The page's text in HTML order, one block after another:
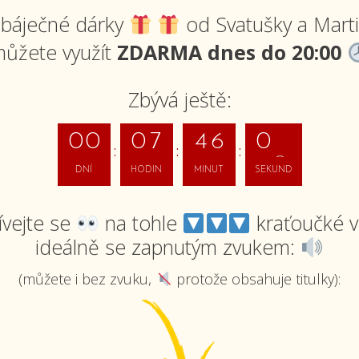
dárky
od Svatušky a
využít ZDARMA dnes do 20:00
Zbývá ještě:
00
DNÍ
0 7
HODIN
4 6
MINUT
0
8
SEKUND
se na tohle
kraťoučké
ideálně se zapnutým zvukem:
(můžete i bez zvuku, protože obsahuje titulky):